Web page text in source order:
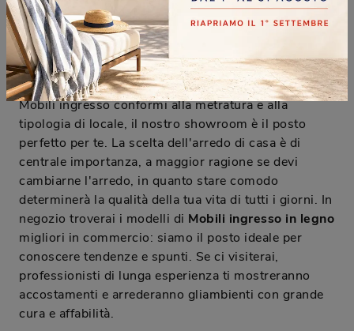
Saremo in grado di darti supporto per personalizzare
alla perfezione gli spazi indoor e considerare
glimateriali dell'arredamento, garantendoti
unaconsulenza per la verifica delle misure e
trasporto e montaggio. Se desideri composizioni di
Mobili ingresso conformi alla metratura e alla
tipologia di locale, il nostro showroom è il posto
perfetto per te. La scelta dell'arredo di casa è di
centrale importanza, a maggior ragione se devi
cambiarne l'arredo, in quanto stare comodo
determinerà la qualità della tua vita di tutti i giorni. In
negozio troverai i modelli di Mobili ingresso in legno
migliori in commercio: siamo il posto ideale per
conoscere tendenze e spunti. Se ci visiterai,
professionisti di lunga esperienza ti mostreranno
accostamenti e arrederanno gliambienti con grande
cura e affabilità.